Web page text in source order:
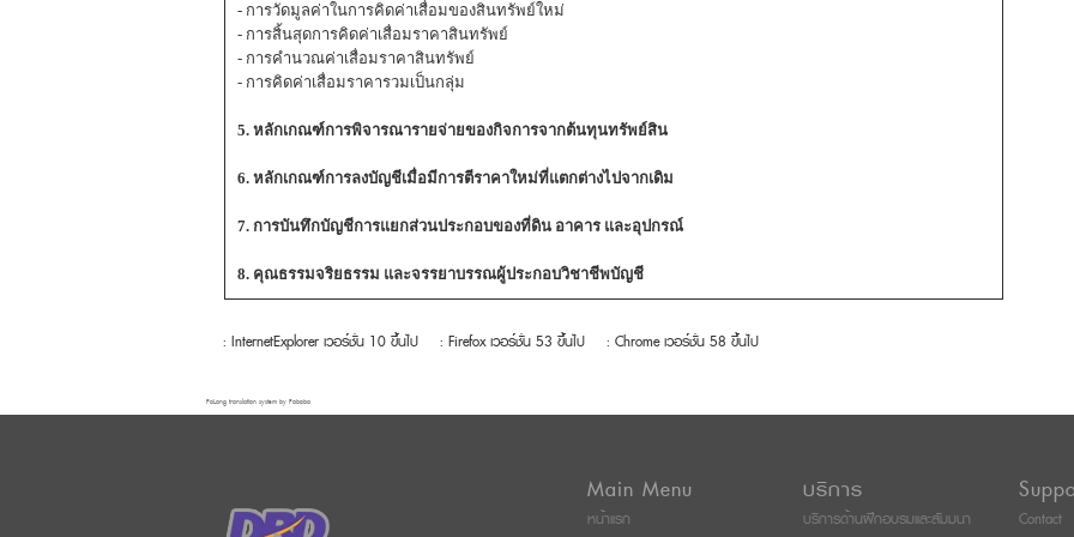
- การวัดมูลค่าในการคิดค่าเสื่อมของสินทรัพย์ใหม่
- การสิ้นสุดการคิดค่าเสื่อมราคาสินทรัพย์
- การคำนวณค่าเสื่อมราคาสินทรัพย์
- การคิดค่าเสื่อมราคารวมเป็นกลุ่ม
5. หลักเกณฑ์การพิจารณารายจ่ายของกิจการจากต้นทุนทรัพย์สิน
6. หลักเกณฑ์การลงบัญชีเมื่อมีการตีราคาใหม่ที่แตกต่างไปจากเดิม
7. การบันทึกบัญชีการแยกส่วนประกอบของที่ดิน อาคาร และอุปกรณ์
8. คุณธรรมจริยธรรม และจรรยาบรรณผู้ประกอบวิชาชีพบัญชี
: InternetExplorer เวอร์ชั่น 10 ขึ้นไป : Firefox เวอร์ชั่น 53 ขึ้นไป : Chrome เวอร์ชั่น 58 ขึ้นไป
FaLang translation system by Faboba
Main Menu
หน้าแรก
บริการ
บริการด้านฝึกอบรมและสัมมนา Contact